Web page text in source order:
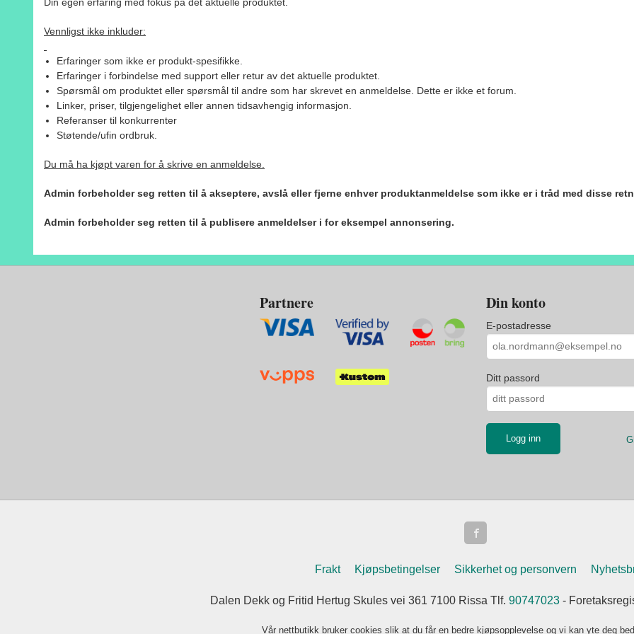
Vennligst ikke inkluder:
Erfaringer som ikke er produkt-spesifikke.
Erfaringer i forbindelse med support eller retur av det aktuelle produktet.
Spørsmål om produktet eller spørsmål til andre som har skrevet en anmeldelse. Dette er ikke et forum.
Linker, priser, tilgjengelighet eller annen tidsavhengig informasjon.
Referanser til konkurrenter
Støtende/ufin ordbruk.
Du må ha kjøpt varen for å skrive en anmeldelse.
Admin forbeholder seg retten til å akseptere, avslå eller fjerne enhver produktanmeldelse som ikke er i tråd med disse
Admin forbeholder seg retten til å publisere anmeldelser i for eksempel annonsering.
Partnere Din konto
E-postadresse
Ditt passord
Frakt Kjøpsbetingelser Sikkerhet og personvern
Dalen Dekk og Fritid Hertug Skules vei 361 7100 Rissa Tlf. 90747023 -
Vår nettbutikk bruker cookies slik at du får en bedre kjøpsopplevelse og vi kan yte deg